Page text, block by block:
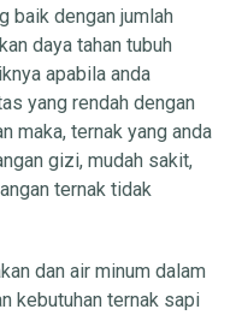
baik dengan jumlah
daya tahan tubuh
apabila anda
yang rendah dengan
maka, ternak yang anda
gizi, mudah sakit,
ternak tidak
dan air minum dalam
kebutuhan ternak sapi